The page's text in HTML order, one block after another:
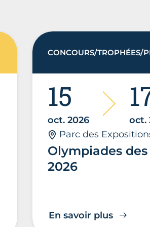
Olympiades
2026
15
oct. 2026
oct.
Parc des
En savoir plus
CONCOURS/TROPHÉES/